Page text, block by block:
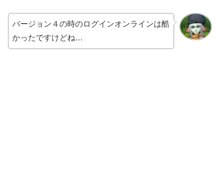
バージョン４の時のログインオンラインは酷
かったですけどね…